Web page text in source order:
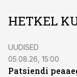
HETKEL
UUDISED
05.08.26, 15:00
Patsiendi